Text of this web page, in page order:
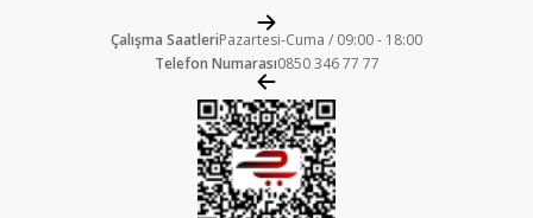
Çalışma SaatleriPazartesi-Cuma / 09:00 - 18:00
Telefon Numarası0850 346 77 77